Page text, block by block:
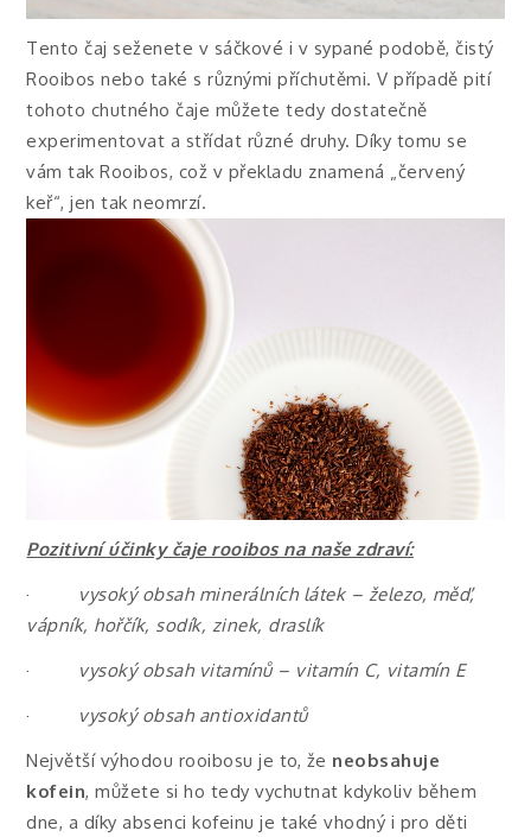
Tento čaj seženete v sáčkové i v sypané podobě, čistý
Rooibos nebo také s různými příchutěmi. V případě pití
tohoto chutného čaje můžete tedy dostatečně
experimentovat a střídat různé druhy. Díky tomu se
vám tak Rooibos, což v překladu znamená „červený
keř“, jen tak neomrzí.
Pozitivní účinky čaje rooibos na naše zdraví:
·
vysoký obsah minerálních látek – železo, měď,
vápník, hořčík, sodík, zinek, draslík
·
vysoký obsah vitamínů – vitamín C, vitamín E
·
vysoký obsah antioxidantů
Největší výhodou rooibosu je to, že neobsahuje
kofein, můžete si ho tedy vychutnat kdykoliv během
dne, a díky absenci kofeinu je také vhodný i pro děti